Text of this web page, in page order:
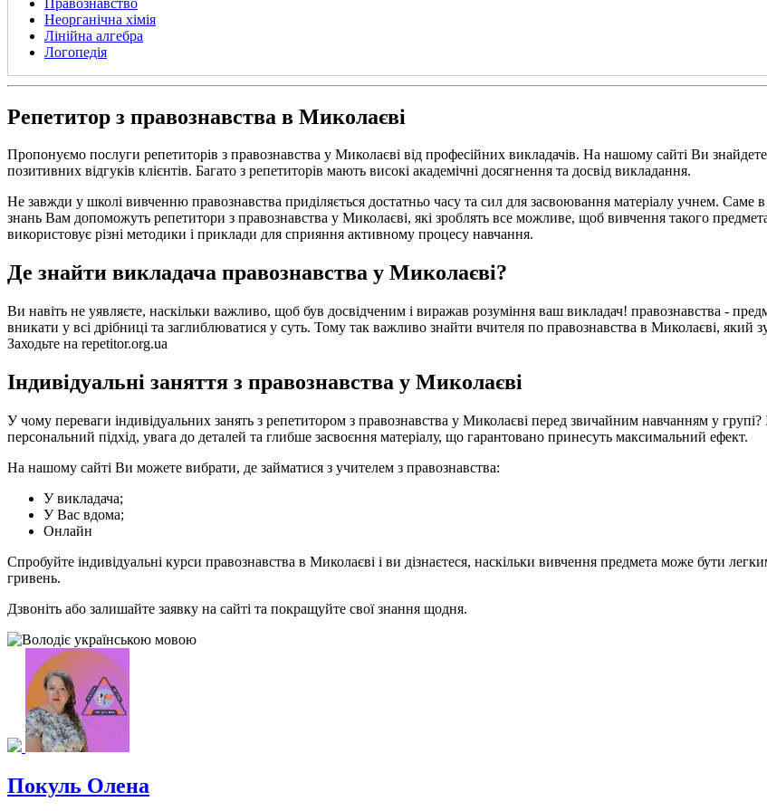
Неорганічна хімія
Лінійна алгебра
Логопедія
Репетитор з правознавства в Миколаєві
Пропонуємо послуги репетиторів з правознавства у Миколаєві від професійних викладачів. На нашому сайті Ви
позитивних відгуків клієнтів. Багато з репетиторів мають високі академічні досягнення та досвід викладання.
Не завжди у школі вивченню правознавства приділяється достатньо часу та сил для засвоювання матеріалу учнем. Саме
знань Вам допоможуть репетитори з правознавства у Миколаєві, які зроблять все можливе, щоб вивчення такого
використовує різні методики і приклади для сприяння активному процесу навчання.
Де знайти викладача правознавства у Миколаєві?
Ви навіть не уявляєте, наскільки важливо, щоб був досвідченим і виражав розуміння ваш викладач! правознавства -
вникати у всі дрібниці та заглиблюватися у суть. Тому так важливо знайти вчителя по правознавства в Миколаєві, який
Заходьте на repetitor.org.ua
Індивідуальні заняття з правознавства у Миколаєві
У чому переваги індивідуальних занять з репетитором з правознавства у Миколаєві перед звичайним навчанням у
персональний підхід, увага до деталей та глибше засвоєння матеріалу, що гарантовано принесуть максимальний ефект.
На нашому сайті Ви можете вибрати, де займатися з учителем з правознавства:
У викладача;
У Вас вдома;
Онлайн
Спробуйте індивідуальні курси правознавства в Миколаєві і ви дізнаєтеся, наскільки вивчення предмета може бути
гривень.
Дзвоніть або залишайте заявку на сайті та покращуйте свої знання щодня.
Покуль Олена